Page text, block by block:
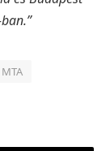
MTA